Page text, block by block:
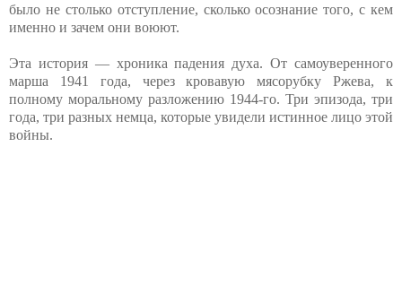
было не столько отступление, сколько осознание того, с кем
именно и зачем они воюют.
Эта история — хроника падения духа. От самоуверенного
марша 1941 года, через кровавую мясорубку Ржева, к
полному моральному разложению 1944-го. Три эпизода, три
года, три разных немца, которые увидели истинное лицо этой
войны.